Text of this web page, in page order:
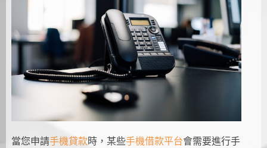
當您申請手機貸款時，某些手機借款平台會需要進行手